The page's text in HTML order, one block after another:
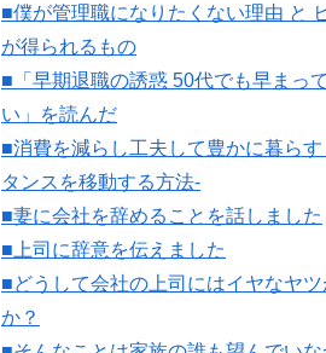
■僕が管理職になりたくない理由 と
が得られるもの
■「早期退職の誘惑 50代でも早まっ
い」を読んだ
■消費を減らし工夫して豊かに暮らす
タンスを移動する方法-
■妻に会社を辞めることを話しました
■上司に辞意を伝えました
■どうして会社の上司にはイヤなヤ
か？